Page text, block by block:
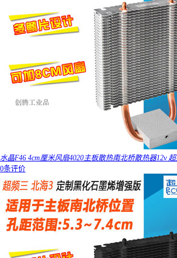
水晶F46 4cm厘米风扇4020主板散热南北桥散热器12v
0条评价